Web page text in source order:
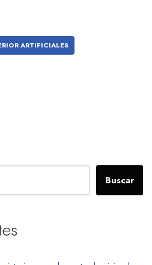
ARTIFICIALES
Buscar